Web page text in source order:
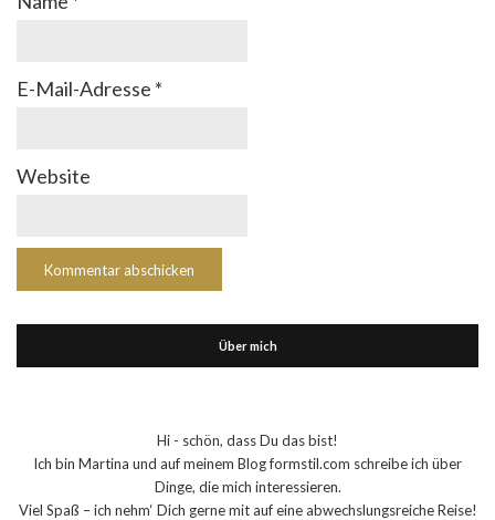
E-Mail-Adresse *
Website
Über mich
Hi - schön, dass Du das bist!
Ich bin Martina und auf meinem Blog formstil.com schreibe ich über
Dinge, die mich interessieren.
Viel Spaß – ich nehm‘ Dich gerne mit auf eine abwechslungsreiche Reise!